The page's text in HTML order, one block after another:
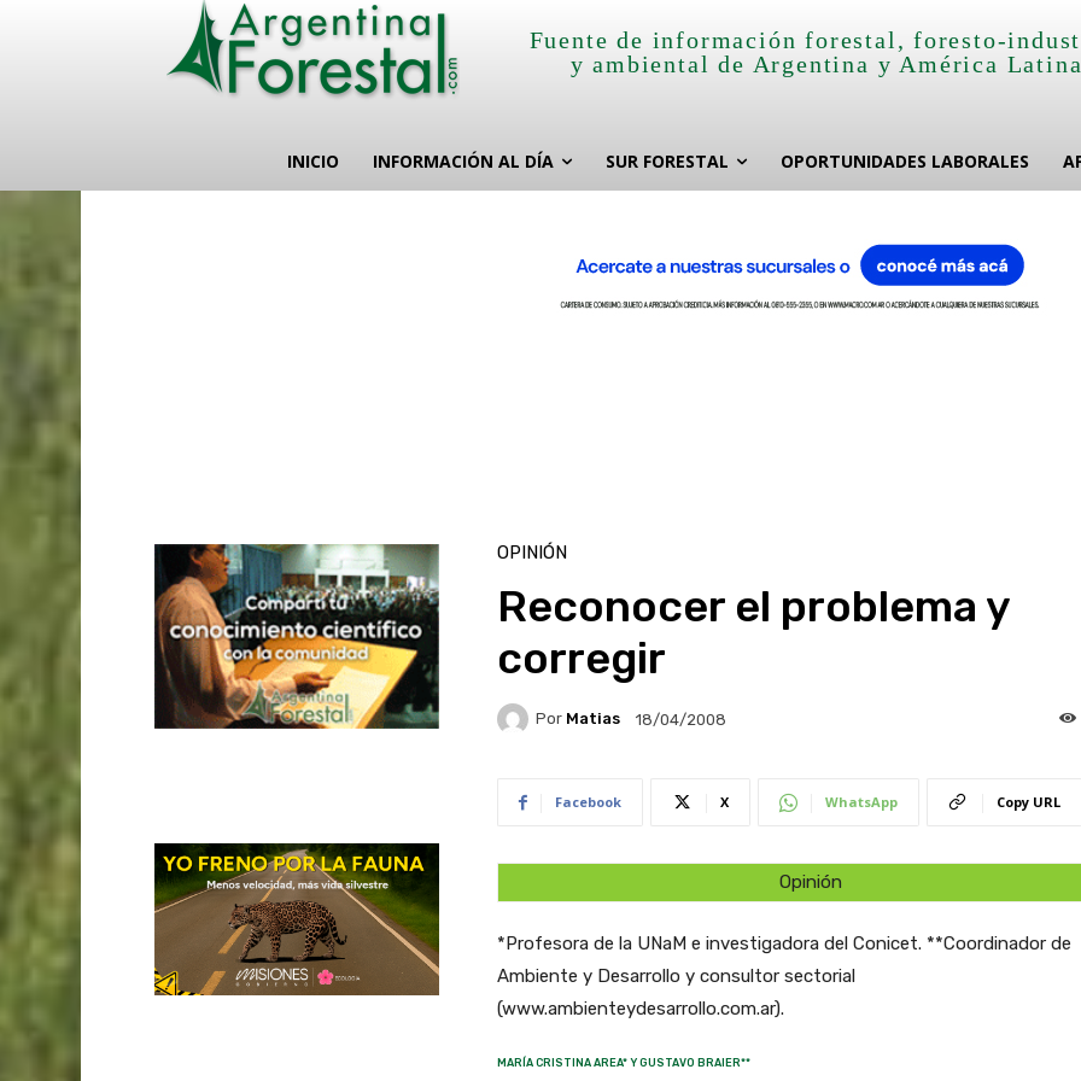
Fuente de información forestal, foresto-
y ambiental de Argentina y América
INICIO INFORMACIÓN AL DÍA SUR FORESTAL OPORTUNIDADES LABORALES
OPINIÓN
Reconocer el problema y
corregir
Por Matias 18/04/2008
Facebook X WhatsApp Copy URL
Opinión
*Profesora de la UNaM e investigadora del Conicet. **Coordinador de
Ambiente y Desarrollo y consultor sectorial
(www.ambienteydesarrollo.com.ar).
MARÍA CRISTINA AREA* Y GUSTAVO BRAIER**